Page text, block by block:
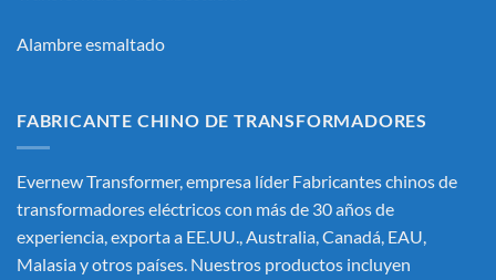
Alambre esmaltado
FABRICANTE CHINO DE TRANSFORMADORES
Evernew Transformer, empresa líder Fabricantes chinos de
transformadores eléctricoscon más de 30 años de
experiencia, exporta a EE.UU., Australia, Canadá, EAU,
Malasia y otros países. Nuestros productos incluyen